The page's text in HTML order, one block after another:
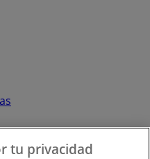
tu privacidad